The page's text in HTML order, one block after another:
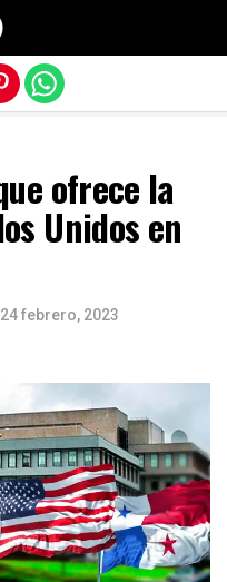
ofrece la
Unidos en
24 febrero, 2023
móvil